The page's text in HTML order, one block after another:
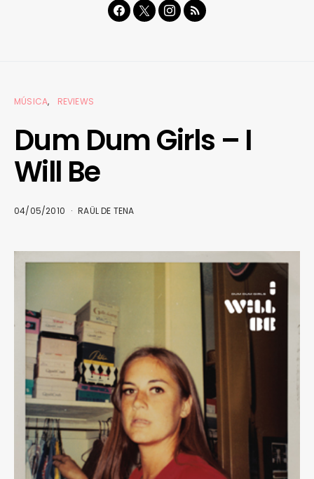
MÚSICA REVIEWS
Dum Dum Girls – I
Will Be
04/05/2010 RAÜL DE TENA